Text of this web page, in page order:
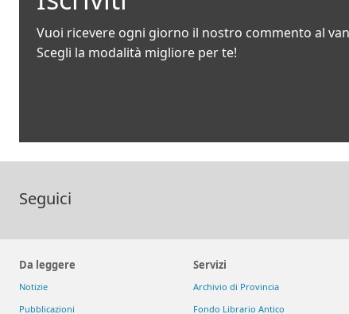
Vuoi ricevere ogni giorno il nostro commento al
Scegli la modalità migliore per te!
Seguici
Da leggere
Notizie
Pubblicazioni
Servizi
Archivio di Provincia
Fondo Librario Antico